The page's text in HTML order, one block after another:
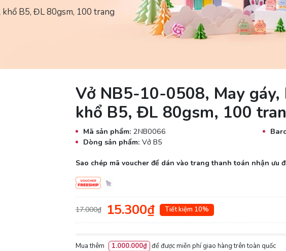
B5, ĐL 80gsm, 100 trang
Vở NB5-10-0508, May gáy,
khổ B5, ĐL 80gsm, 100
Mã sản phẩm: 2NB0066
Dòng sản phẩm: Vở B5
Sao chép mã voucher để dán vào trang thanh toán nhận ưu
17.000₫ 15.300₫ Tiết kiệm 10%
Mua thêm 1.000.000₫ để được miễn phí giao hàng trên toàn quốc